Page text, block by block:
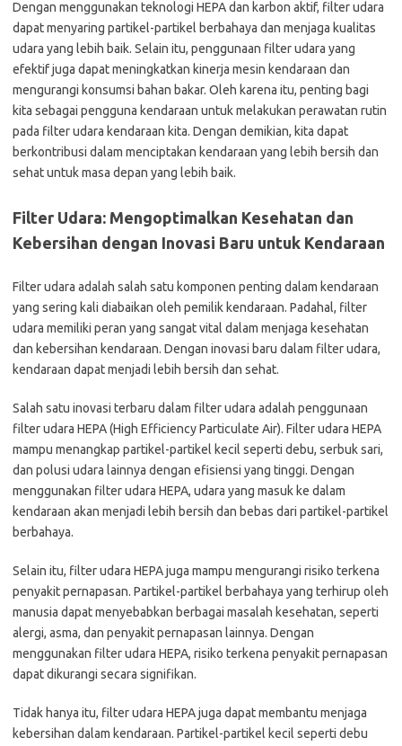
Dengan menggunakan teknologi HEPA dan karbon aktif, filter udara
dapat menyaring partikel-partikel berbahaya dan menjaga kualitas
udara yang lebih baik. Selain itu, penggunaan filter udara yang
efektif juga dapat meningkatkan kinerja mesin kendaraan dan
mengurangi konsumsi bahan bakar. Oleh karena itu, penting bagi
kita sebagai pengguna kendaraan untuk melakukan perawatan rutin
pada filter udara kendaraan kita. Dengan demikian, kita dapat
berkontribusi dalam menciptakan kendaraan yang lebih bersih dan
sehat untuk masa depan yang lebih baik.
Filter Udara: Mengoptimalkan Kesehatan dan
Kebersihan dengan Inovasi Baru untuk Kendaraan
Filter udara adalah salah satu komponen penting dalam kendaraan
yang sering kali diabaikan oleh pemilik kendaraan. Padahal, filter
udara memiliki peran yang sangat vital dalam menjaga kesehatan
dan kebersihan kendaraan. Dengan inovasi baru dalam filter udara,
kendaraan dapat menjadi lebih bersih dan sehat.
Salah satu inovasi terbaru dalam filter udara adalah penggunaan
filter udara HEPA (High Efficiency Particulate Air). Filter udara HEPA
mampu menangkap partikel-partikel kecil seperti debu, serbuk sari,
dan polusi udara lainnya dengan efisiensi yang tinggi. Dengan
menggunakan filter udara HEPA, udara yang masuk ke dalam
kendaraan akan menjadi lebih bersih dan bebas dari partikel-partikel
berbahaya.
Selain itu, filter udara HEPA juga mampu mengurangi risiko terkena
penyakit pernapasan. Partikel-partikel berbahaya yang terhirup oleh
manusia dapat menyebabkan berbagai masalah kesehatan, seperti
alergi, asma, dan penyakit pernapasan lainnya. Dengan
menggunakan filter udara HEPA, risiko terkena penyakit pernapasan
dapat dikurangi secara signifikan.
Tidak hanya itu, filter udara HEPA juga dapat membantu menjaga
kebersihan dalam kendaraan. Partikel-partikel kecil seperti debu